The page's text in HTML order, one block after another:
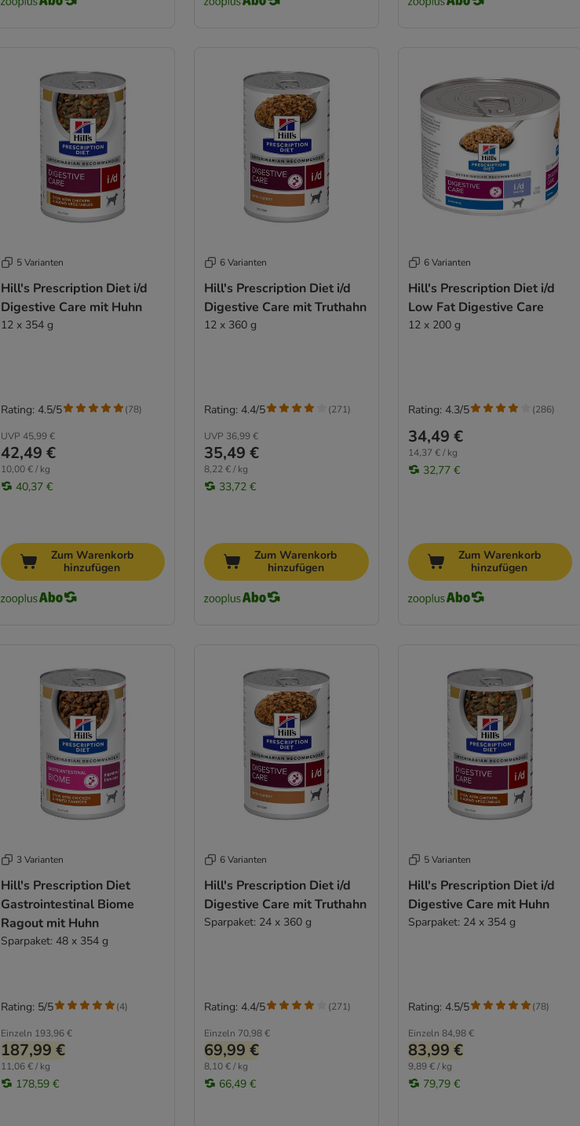
5 Varianten
Hill's Prescription Diet i/d
Digestive Care mit Huhn
12 x 354 g
UVP 45,99 €
42,49 €
10,00 € / kg
40,37 €
Rating: 4.5/5 (78)
Zum Warenkorb
hinzufügen
6 Varianten
Hill's Prescription Diet i/d
Digestive Care mit Truthahn
12 x 360 g
UVP 36,99 €
35,49 €
8,22 € / kg
33,72 €
Rating: 4.4/5 (271)
Zum Warenkorb
hinzufügen
6 Varianten
Hill's Prescription Diet i/d
Low Fat Digestive Care
12 x 200 g
34,49 €
14,37 € / kg
32,77 €
Rating: 4.3/5 (286)
Zum Warenkorb
hinzufügen
3 Varianten
Hill's Prescription Diet
Gastrointestinal Biome
Ragout mit Huhn
Sparpaket: 48 x 354 g
Einzeln 193,96 €
187,99 €
11,06 € / kg
178,59 €
Rating: 5/5 (4)
6 Varianten
Hill's Prescription Diet i/d
Digestive Care mit Truthahn
Sparpaket: 24 x 360 g
Einzeln 70,98 €
69,99 €
8,10 € / kg
66,49 €
Rating: 4.4/5 (271)
5 Varianten
Hill's Prescription Diet i/d
Digestive Care mit Huhn
Sparpaket: 24 x 354 g
Einzeln 84,98 €
83,99 €
9,89 € / kg
79,79 €
Rating: 4.5/5 (78)